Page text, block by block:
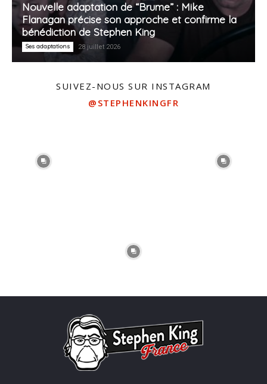
Nouvelle adaptation de “Brume” : Mike
Flanagan précise son approche et confirme la
bénédiction de Stephen King
Ses adaptations 28 juillet 2026
SUIVEZ-NOUS SUR INSTAGRAM
@STEPHENKINGFR